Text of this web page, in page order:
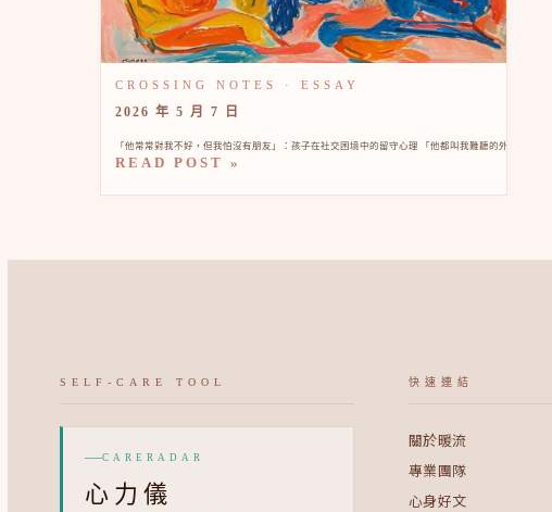
2026 年 5 月 7 日
「他常常對我不好，但我怕沒有朋友」：孩子在社交困境中的留守心理 「他都叫我難聽的外號，但
READ POST »
SELF-CARE TOOL
CARERADAR
心力儀
快速連結
關於暖流
專業團隊
心身好文